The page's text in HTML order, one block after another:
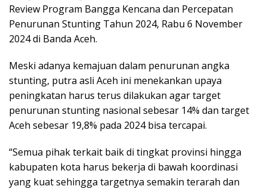
Review Program Bangga Kencana dan Percepatan
Penurunan Stunting Tahun 2024, Rabu 6 November
2024 di Banda Aceh.
Meski adanya kemajuan dalam penurunan angka
stunting, putra asli Aceh ini menekankan upaya
peningkatan harus terus dilakukan agar target
penurunan stunting nasional sebesar 14% dan target
Aceh sebesar 19,8% pada 2024 bisa tercapai.
“Semua pihak terkait baik di tingkat provinsi hingga
kabupaten kota harus bekerja di bawah koordinasi
yang kuat sehingga targetnya semakin terarah dan